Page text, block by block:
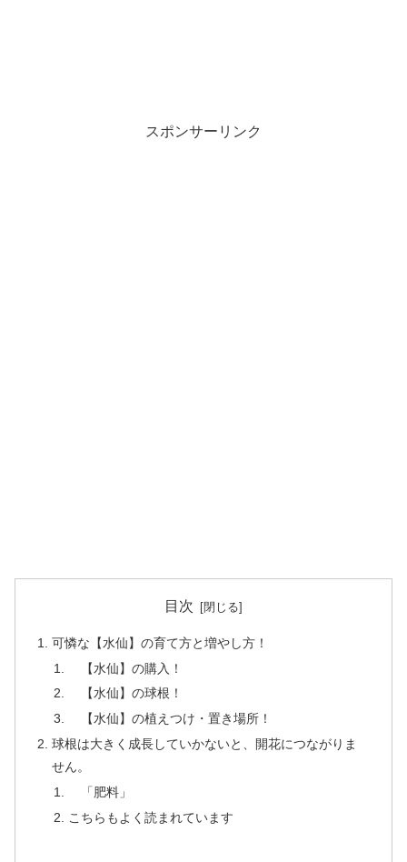
スポンサーリンク
目次
可憐な【水仙】の育て方と増やし方！
【水仙】の購入！
【水仙】の球根！
【水仙】の植えつけ・置き場所！
球根は大きく成長していかないと、開花につながりま
せん。
「肥料」
こちらもよく読まれています